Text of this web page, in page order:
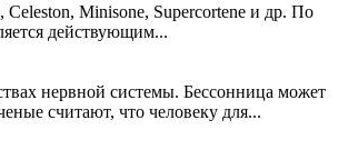
Minisone, Supercortene и др. По
действующим...
нервной системы. Бессонница может
считают, что человеку для...